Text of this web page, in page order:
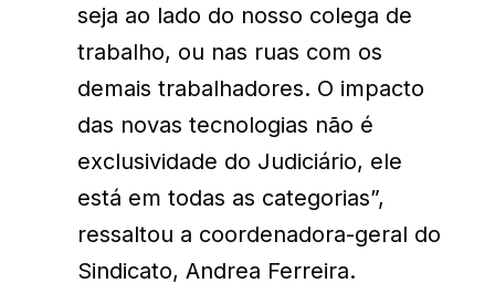
seja ao lado do nosso colega de
trabalho, ou nas ruas com os
demais trabalhadores. O impacto
das novas tecnologias não é
exclusividade do Judiciário, ele
está em todas as categorias”,
ressaltou a coordenadora-geral do
Sindicato, Andrea Ferreira.